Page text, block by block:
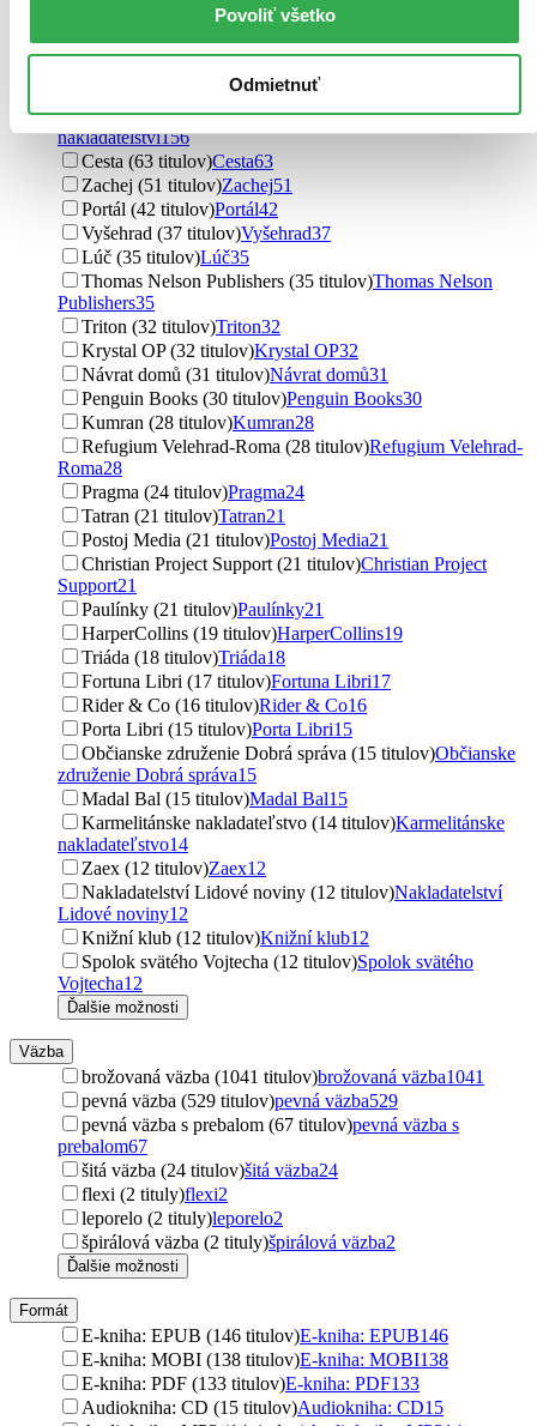
Povoliť všetko
Odmietnuť
Jacques Philippe (7 titulov)Jacques Philippe
Ďalšie možnosti
Karmelitánské nakladatelství (156 titulov)Karmelitánské
nakladatelství156
Cesta (63 titulov)Cesta63
Zachej (51 titulov)Zachej51
Portál (42 titulov)Portál42
Vyšehrad (37 titulov)Vyšehrad37
Lúč (35 titulov)Lúč35
Thomas Nelson Publishers (35 titulov)Thomas Nelson
Publishers35
Triton (32 titulov)Triton32
Krystal OP (32 titulov)Krystal OP32
Návrat domů (31 titulov)Návrat domů31
Penguin Books (30 titulov)Penguin Books30
Kumran (28 titulov)Kumran28
Refugium Velehrad-Roma (28 titulov)Refugium Velehrad-
Roma28
Pragma (24 titulov)Pragma24
Tatran (21 titulov)Tatran21
Postoj Media (21 titulov)Postoj Media21
Christian Project Support (21 titulov)Christian Project
Support21
Paulínky (21 titulov)Paulínky21
HarperCollins (19 titulov)HarperCollins19
Triáda (18 titulov)Triáda18
Fortuna Libri (17 titulov)Fortuna Libri17
Rider & Co (16 titulov)Rider & Co16
Porta Libri (15 titulov)Porta Libri15
Občianske združenie Dobrá správa (15 titulov)Občianske
združenie Dobrá správa15
Madal Bal (15 titulov)Madal Bal15
Karmelitánske nakladateľstvo (14 titulov)Karmelitánske
nakladateľstvo14
Zaex (12 titulov)Zaex12
Nakladatelství Lidové noviny (12 titulov)Nakladatelství
Lidové noviny12
Knižní klub (12 titulov)Knižní klub12
Spolok svätého Vojtecha (12 titulov)Spolok svätého
Vojtecha12
Ďalšie možnosti
Väzba
brožovaná väzba (1041 titulov)brožovaná väzba1041
pevná väzba (529 titulov)pevná väzba529
pevná väzba s prebalom (67 titulov)pevná väzba s
prebalom67
šitá väzba (24 titulov)šitá väzba24
flexi (2 tituly)flexi2
leporelo (2 tituly)leporelo2
špirálová väzba (2 tituly)špirálová väzba2
Ďalšie možnosti
Formát
E-kniha: EPUB (146 titulov)E-kniha: EPUB146
E-kniha: MOBI (138 titulov)E-kniha: MOBI138
E-kniha: PDF (133 titulov)E-kniha: PDF133
Audiokniha: CD (15 titulov)Audiokniha: CD15